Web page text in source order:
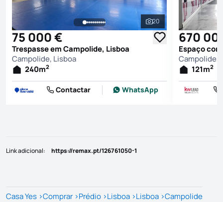
Ver todas as
20
75 000 €
Trespasse em Campolide, Lisboa
Campolide, Lisboa
240m2
Contactar WhatsApp
670
Espaço
Campolide,
121m2
Link adicional: https://remax.pt/126761050-1
Casa Yes >Comprar >Prédio >Lisboa >Lisboa >Campolide